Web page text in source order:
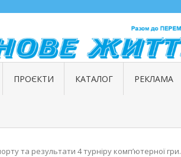
ПРОЄКТИ КАТАЛОГ РЕКЛАМА
та результати 4 турніру комп’ютерної гри.